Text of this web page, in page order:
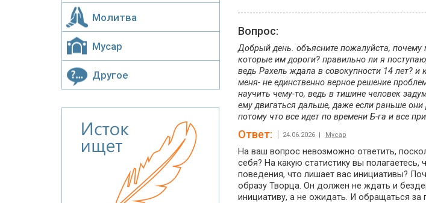
Вопрос:
Добрый день. объясните пожалуйста,
которые им дороги? правильно ли я
ведь Рахель ждала в совокупности 14 лет? и
меня- не единственно верное решение
научить чему-то, ведь в тишине человек
ему двигаться дальше, даже если раньше
потому что все идет по времени Б-га и все
Ответ: 24.06.2026 | Мусар
На ваш вопрос невозможно ответить,
себя? На какую статистику вы
поведения, что лишает вас инициативы?
образу Творца. Он должен не ждать и
инициативу, а не ожидать. И обращаться
Молитва
Мусар
Другое